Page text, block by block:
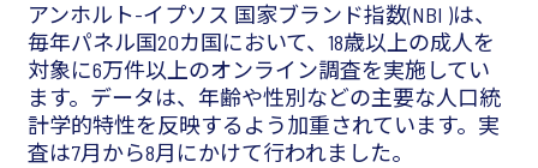
アンホルト-イプソス 国家ブランド指数(NBI )は、
毎年パネル国20カ国において、18歳以上の成人を
対象に6万件以上のオンライン調査を実施してい
ます。データは、年齢や性別などの主要な人口統
計学的特性を反映するよう加重されています。実
査は7月から8月にかけて行われました。